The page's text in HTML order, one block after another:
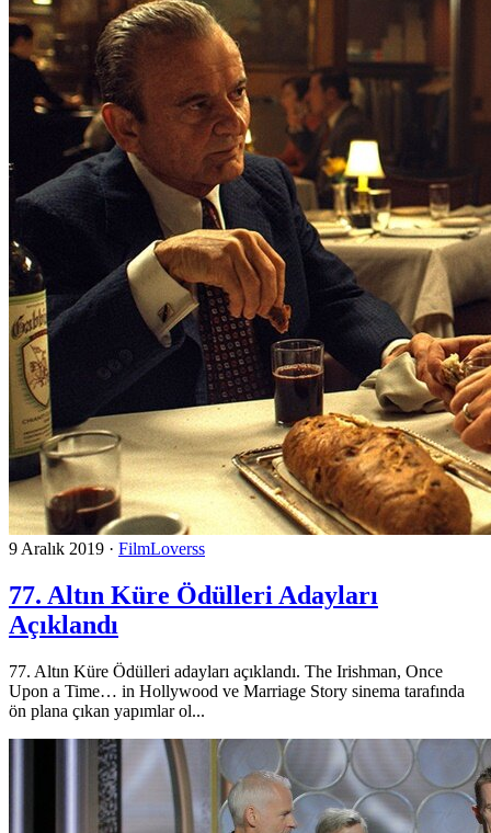
9 Aralık 2019 · FilmLoverss
77. Altın Küre Ödülleri Adayları
Açıklandı
77. Altın Küre Ödülleri adayları açıklandı. The Irishman, Once
Upon a Time… in Hollywood ve Marriage Story sinema tarafında
ön plana çıkan yapımlar ol...